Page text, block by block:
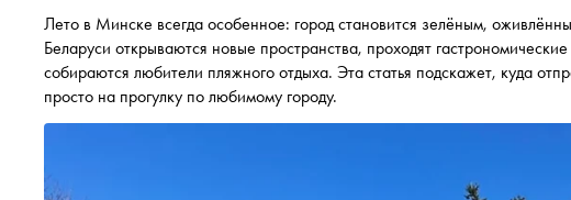
Лето в Минске всегда особенное: город становится зелёным,
Беларуси открываются новые пространства, проходят
собираются любители пляжного отдыха. Эта статья подскажет, куда
просто на прогулку по любимому городу.